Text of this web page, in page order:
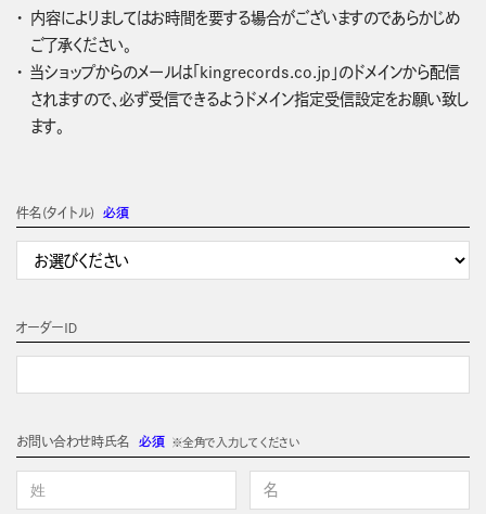
内容によりましてはお時間を要する場合がございますのであらかじめ
ご了承ください。
当ショップからのメールは「kingrecords.co.jp」のドメインから配信
されますので、必ず受信できるようドメイン指定受信設定をお願い致し
ます。
件名(タイトル) 必須
オーダーＩＤ
お問い合わせ時氏名 必須 ※全角で入力してください